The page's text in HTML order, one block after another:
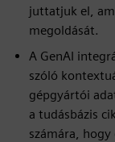
juttatjuk el,
megoldását.
A GenAI
szóló
gépgyártói
a tudásbázis
számára,